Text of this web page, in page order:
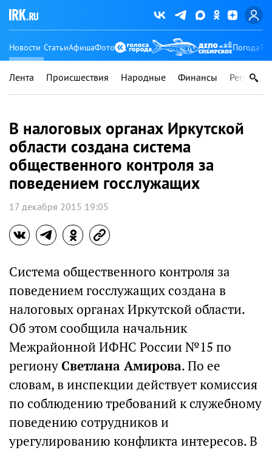
Новости СтатьиАфишаФото Погода
Лента Происшествия Народные Финансы Регионы
В налоговых органах Иркутской
области создана система
общественного контроля за
поведением госслужащих
17 декабря 2015 19:05
Система общественного контроля за
поведением госслужащих создана в
налоговых органах Иркутской области.
Об этом сообщила начальник
Межрайонной ИФНС России №15 по
регионуСветлана Амирова. По ее
словам, в инспекции действует комиссия
по соблюдению требований к служебному
поведению сотрудников и
урегулированию конфликта интересов. В